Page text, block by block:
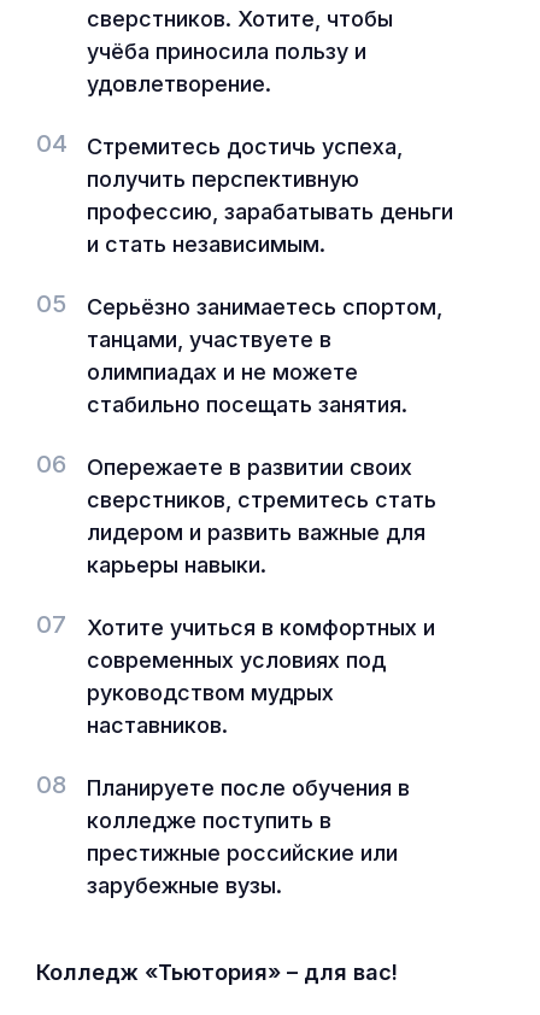
сверстников. Хотите, чтобы
учёба приносила пользу и
удовлетворение.
04
Стремитесь достичь успеха,
получить перспективную
профессию, зарабатывать деньги
и стать независимым.
05
Серьёзно занимаетесь спортом,
танцами, участвуете в
олимпиадах и не можете
стабильно посещать занятия.
06
Опережаете в развитии своих
сверстников, стремитесь стать
лидером и развить важные для
карьеры навыки.
07
Хотите учиться в комфортных и
современных условиях под
руководством мудрых
наставников.
08
Планируете после обучения в
колледже поступить в
престижные российские или
зарубежные вузы.
Колледж «Тьютория» – для вас!